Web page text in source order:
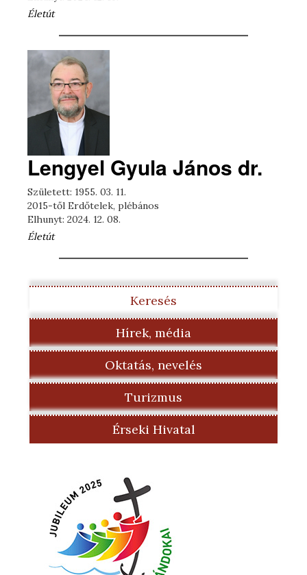
Életút
Lengyel Gyula János dr.
Született: 1955. 03. 11.
2015-től Erdőtelek, plébános
Elhunyt: 2024. 12. 08.
Életút
Keresés
Hírek, média
Oktatás, nevelés
Turizmus
Érseki Hivatal